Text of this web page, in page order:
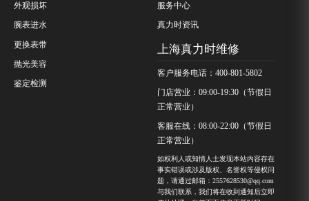
外观损坏
腕表进水
更换表带
抛光美容
鉴定检测
服务中心
真力时资讯
上海真力时维修
客户服务电话：400-801-5802
门店营业：09:00-19:30（节假日
正常营业）
客服在线：08:00-22:00（节假日
正常营业）
如权利人或知情人士发现本站内容存在
事实错误或涉及版权、名誉权等侵权问
题，请通过邮箱：2557628530@qq.com
与我们联系，我们将在收到通知后立即